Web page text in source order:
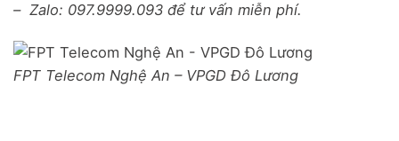
– Zalo: 097.9999.093 để tư vấn miễn phí.
FPT Telecom Nghệ An – VPGD Đô Lương